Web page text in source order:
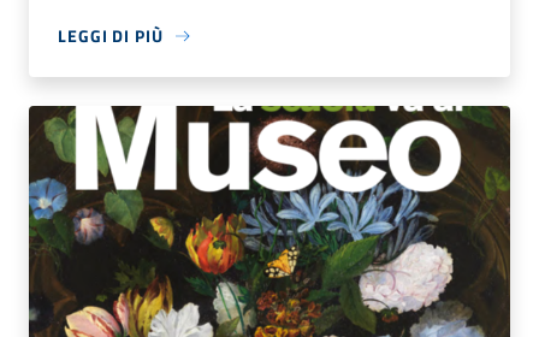
LEGGI DI PIÙ